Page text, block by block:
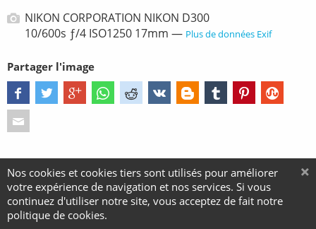
NIKON CORPORATION NIKON D300
10/600s ƒ/4 ISO1250 17mm — Plus de données Exif
Partager l'image
Nos cookies et cookies tiers sont utilisés pour améliorer
votre expérience de navigation et nos services. Si vous
continuez d'utiliser notre site, vous acceptez de fait notre
politique de cookies.